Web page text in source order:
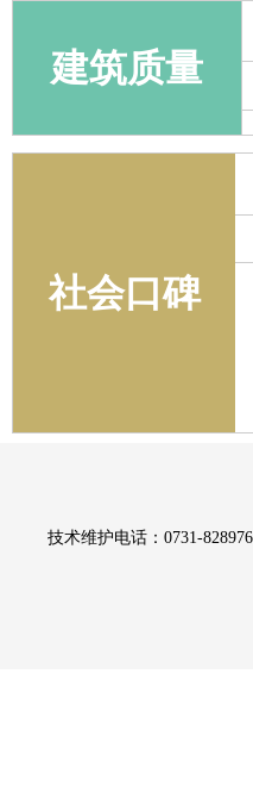
建筑质量
社会口碑
技术维护电话：0731-